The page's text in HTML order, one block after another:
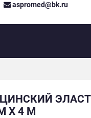
aspromed@bk.ru
Х 4 М